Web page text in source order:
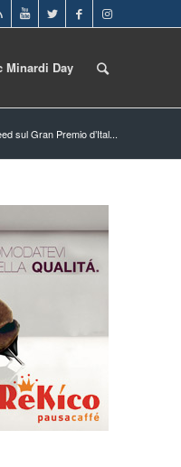
Minardi Day
sul Gran Premio d’Ital...